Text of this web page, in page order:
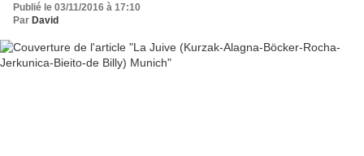
Publié le 03/11/2016 à 17:10
Par David